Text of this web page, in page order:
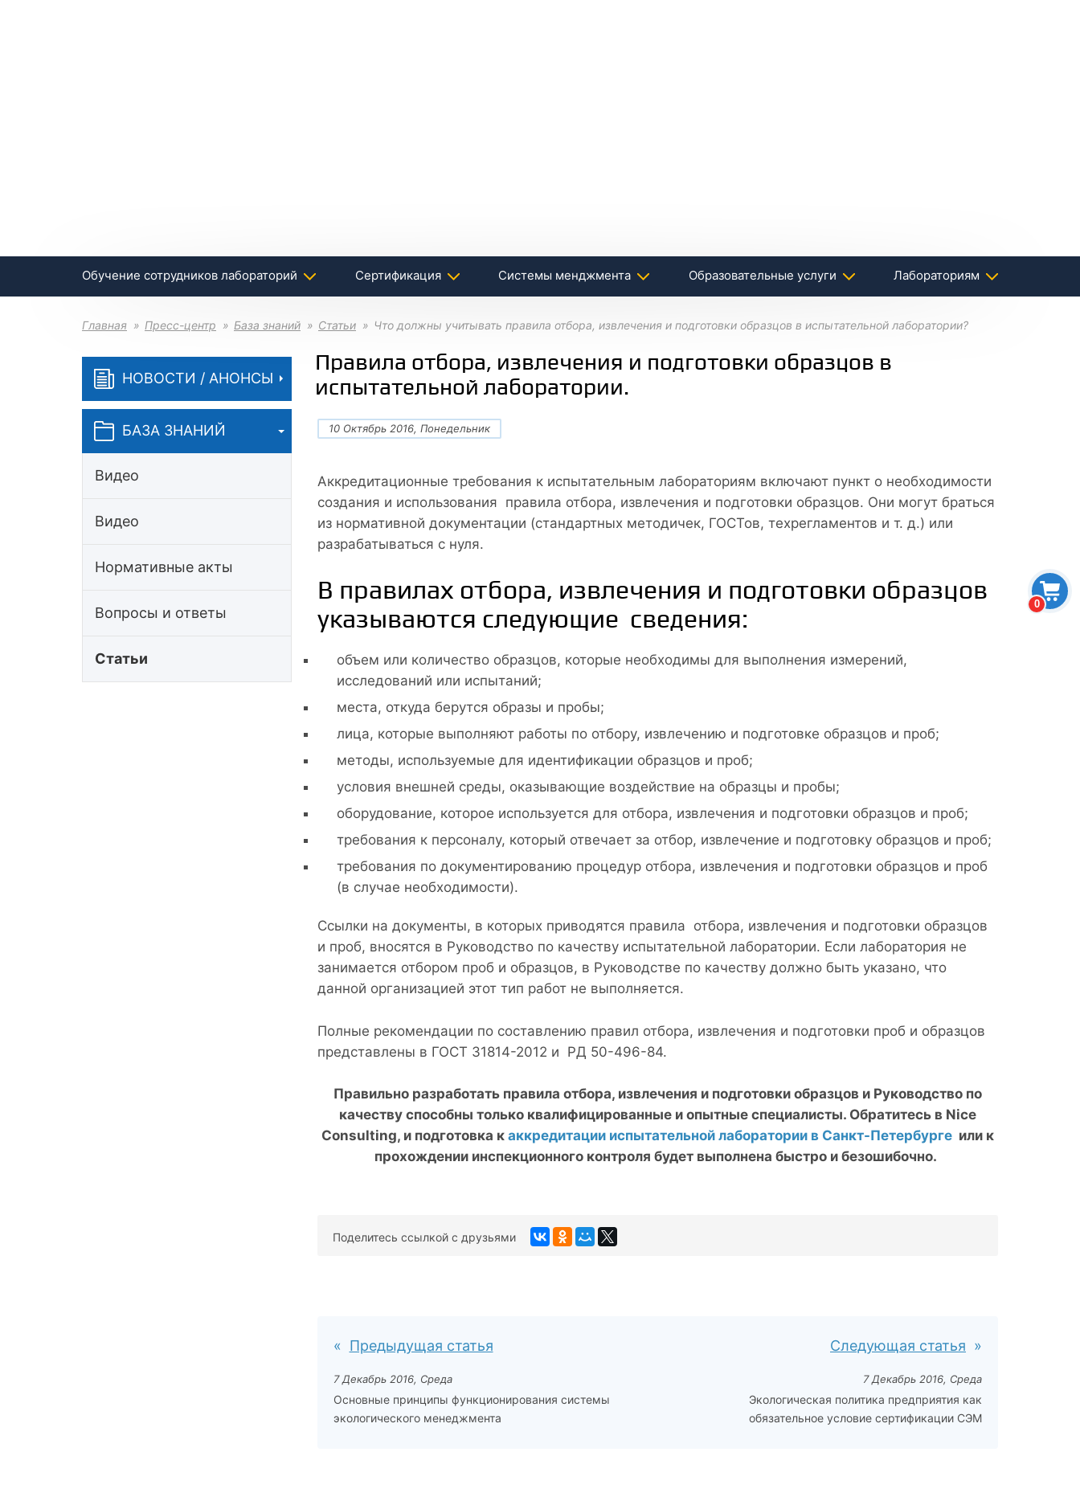
0
Обучение сотрудников лабораторий Сертификация Системы менджмента Образовательные услуги Лабораториям
Главная Пресс-центр База знаний Статьи Что должны учитывать правила отбора, извлечения и подготовки образцов в испытательной лаборатории?
НОВОСТИ / АНОНСЫ
БАЗА ЗНАНИЙ
Видео
Видео
Нормативные акты
Вопросы и ответы
Статьи
Правила отбора, извлечения и подготовки образцов в
испытательной лаборатории.
10 Октябрь 2016, Понедельник
Аккредитационные требования к испытательным лабораториям включают пункт о необходимости
создания и использования правила отбора, извлечения и подготовки образцов. Они могут браться
из нормативной документации (стандартных методичек, ГОСТов, техрегламентов и т. д.) или
разрабатываться с нуля.
В правилах отбора, извлечения и подготовки образцов
указываются следующие сведения:
объем или количество образцов, которые необходимы для выполнения измерений,
исследований или испытаний;
места, откуда берутся образы и пробы;
лица, которые выполняют работы по отбору, извлечению и подготовке образцов и проб;
методы, используемые для идентификации образцов и проб;
условия внешней среды, оказывающие воздействие на образцы и пробы;
оборудование, которое используется для отбора, извлечения и подготовки образцов и проб;
требования к персоналу, который отвечает за отбор, извлечение и подготовку образцов и проб;
требования по документированию процедур отбора, извлечения и подготовки образцов и проб
(в случае необходимости).
Ссылки на документы, в которых приводятся правила отбора, извлечения и подготовки образцов
и проб, вносятся в Руководство по качеству испытательной лаборатории. Если лаборатория не
занимается отбором проб и образцов, в Руководстве по качеству должно быть указано, что
данной организацией этот тип работ не выполняется.
Полные рекомендации по составлению правил отбора, извлечения и подготовки проб и образцов
представлены в ГОСТ 31814-2012 и РД 50-496-84.
Правильно разработать правила отбора, извлечения и подготовки образцов и Руководство по
качеству способны только квалифицированные и опытные специалисты. Обратитесь в Nice
Consulting, и подготовка к аккредитации испытательной лаборатории в Санкт-Петербургеили к
прохождении инспекционного контроля будет выполнена быстро и безошибочно.
Поделитесь ссылкой с друзьями
Предыдущая статья
7 Декабрь 2016, Среда
Основные принципы функционирования системы
экологического менеджмента
Следующая статья
7 Декабрь 2016, Среда
Экологическая политика предприятия как
обязательное условие сертификации СЭМ